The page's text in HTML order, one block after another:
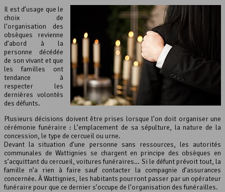
Il est d’usage que le
choix de
l’organisation des
obsèques revienne
d’abord à la
personne décédée
de son vivant et que
les familles ont
tendance à
respecter les
dernières volontés
des défunts.
Plusieurs décisions doivent être prises lorsque l’on doit organiser une
cérémonie funéraire : L’emplacement de sa sépulture, la nature de la
concession, le type de cercueil ou urne.
Devant la situation d’une personne sans ressources, les autorités
communales de Wattignies se chargent en principe des obsèques en
s’acquittant du cercueil, voitures funéraires… Si le défunt prévoit tout, la
famille n’a rien à faire sauf contacter la compagnie d’assurances
concernée. À Wattignies, les habitants pourront passer par un opérateur
funéraire pour que ce dernier s’occupe de l’organisation des funérailles.